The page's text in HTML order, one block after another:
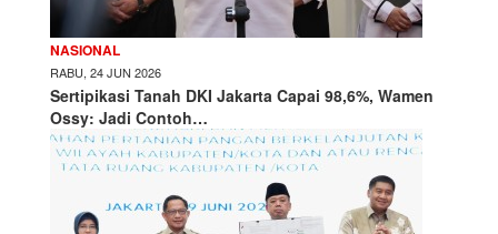
NASIONAL
RABU, 24 JUN 2026
Sertipikasi Tanah DKI Jakarta Capai 98,6%, Wamen
Ossy: Jadi Contoh…